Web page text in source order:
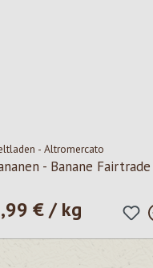
- Altromercato
- Banane Fairtrade
normale:
€ / kg